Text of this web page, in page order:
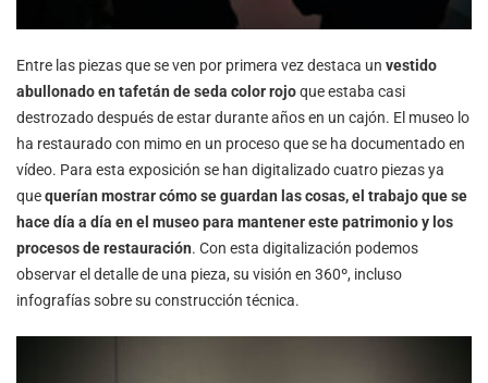
Entre las piezas que se ven por primera vez destaca un vestido
abullonado en tafetán de seda color rojoque estaba casi
destrozado después de estar durante años en un cajón. El museo lo
ha restaurado con mimo en un proceso que se ha documentado en
vídeo. Para esta exposición se han digitalizado cuatro piezas ya
quequerían mostrar cómo se guardan las cosas, el trabajo que se
hace día a día en el museo para mantener este patrimonio y los
procesos de restauración. Con esta digitalización podemos
observar el detalle de una pieza, su visión en 360º, incluso
infografías sobre su construcción técnica.